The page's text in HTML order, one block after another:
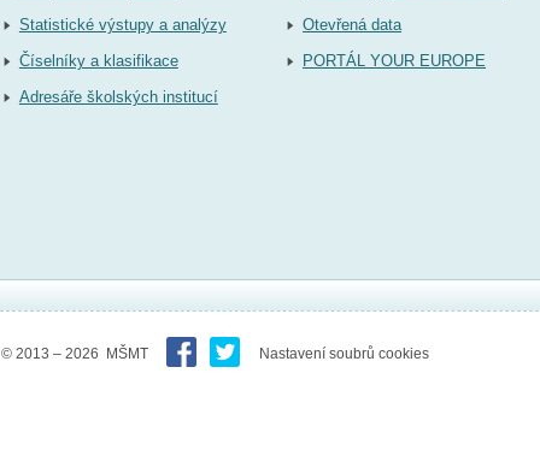
Statistické výstupy a analýzy
Číselníky a klasifikace
Adresáře školských institucí
Otevřená data
PORTÁL YOUR EUROPE
© 2013 – 2026 MŠMT Nastavení soubrů cookies